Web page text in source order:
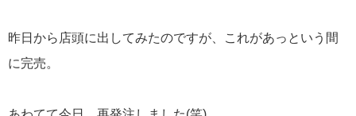
昨日から店頭に出してみたのですが、これがあっという間
に完売。